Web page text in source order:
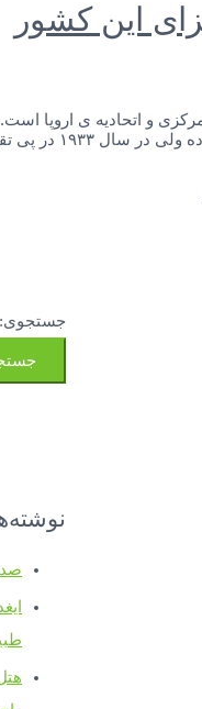
این کشور
و اتحادیه ی اروپا است.
جمهوری چک در
جستجوی: